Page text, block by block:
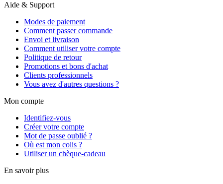
Aide & Support
Modes de paiement
Comment passer commande
Envoi et livraison
Comment utiliser votre compte
Politique de retour
Promotions et bons d'achat
Clients professionnels
Vous avez d'autres questions ?
Mon compte
Identifiez-vous
Créer votre compte
Mot de passe oublié ?
Où est mon colis ?
Utiliser un chèque-cadeau
En savoir plus